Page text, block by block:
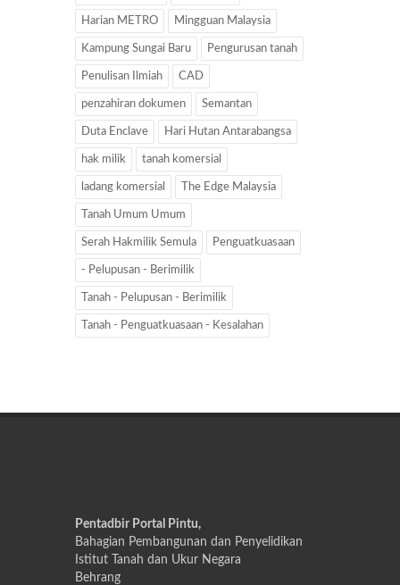
Harian METRO Mingguan Malaysia
Kampung Sungai Baru Pengurusan tanah
Penulisan Ilmiah CAD
penzahiran dokumen Semantan
Duta Enclave Hari Hutan Antarabangsa
hak milik tanah komersial
ladang komersial The Edge Malaysia
Tanah Umum Umum
Serah Hakmilik Semula Penguatkuasaan
- Pelupusan - Berimilik
Tanah - Pelupusan - Berimilik
Tanah - Penguatkuasaan - Kesalahan
Pentadbir Portal Pintu,
Bahagian Pembangunan dan Penyelidikan
Istitut Tanah dan Ukur Negara
Behrang